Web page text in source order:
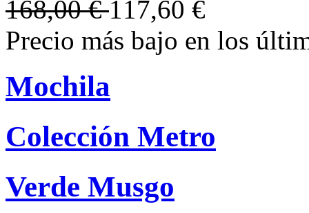
168,00 €117,60 €
Precio más bajo en los
Mochila
Colección Metro
Verde Musgo